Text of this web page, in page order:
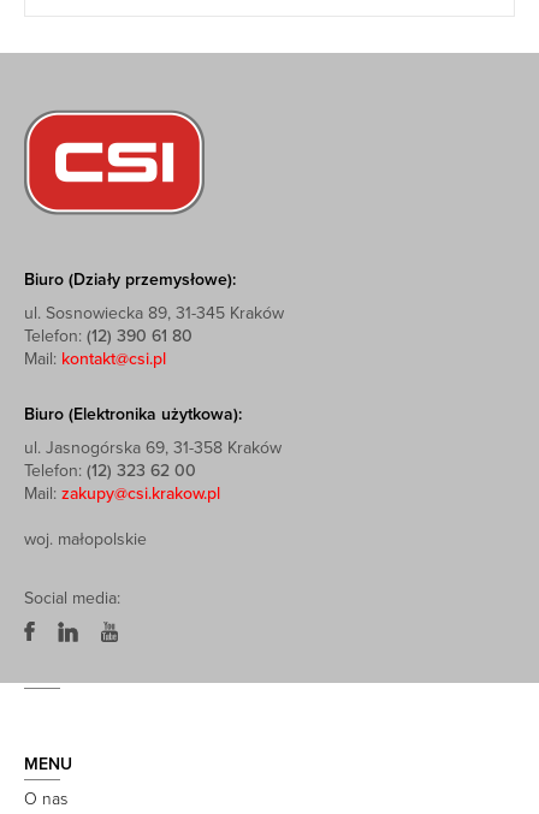
Biuro (Działy przemysłowe):
ul. Sosnowiecka 89, 31-345 Kraków
Telefon: (12) 390 61 80
Mail: kontakt@csi.pl
Biuro (Elektronika użytkowa):
ul. Jasnogórska 69, 31-358 Kraków
Telefon: (12) 323 62 00
Mail: zakupy@csi.krakow.pl
woj. małopolskie
Social media:
MENU
O nas